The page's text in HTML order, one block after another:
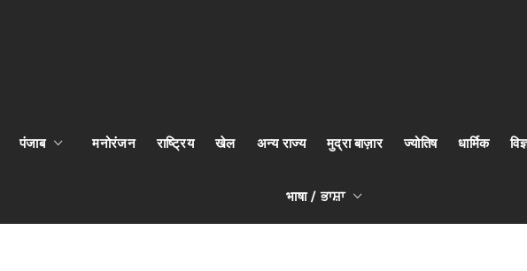
पंजाब मनोरंजन राष्ट्रिय खेल अन्य राज्य मुद्रा बाज़ार ज्योतिष धार्मिक
भाषा / ਭਾਸ਼ਾ